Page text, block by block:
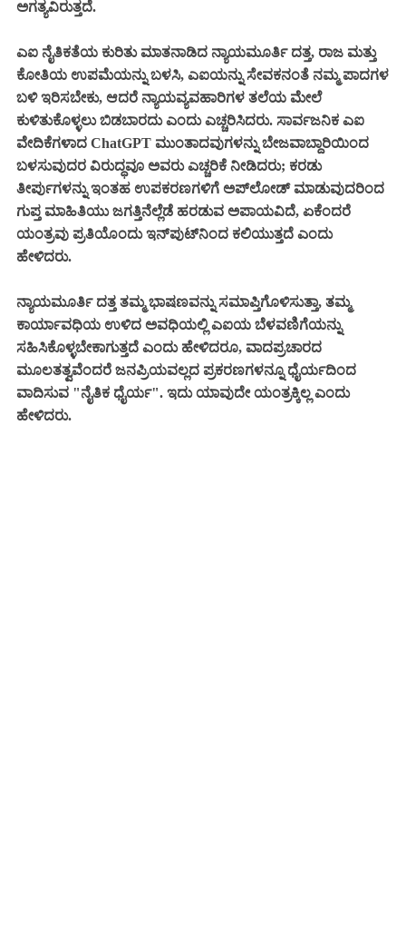
ಅಗತ್ಯವಿರುತ್ತದೆ.
ಎಐ ನೈತಿಕತೆಯ ಕುರಿತು ಮಾತನಾಡಿದ ನ್ಯಾಯಮೂರ್ತಿ ದತ್ತ, ರಾಜ ಮತ್ತು
ಕೋತಿಯ ಉಪಮೆಯನ್ನು ಬಳಸಿ, ಎಐಯನ್ನು ಸೇವಕನಂತೆ ನಮ್ಮ ಪಾದಗಳ
ಬಳಿ ಇರಿಸಬೇಕು, ಆದರೆ ನ್ಯಾಯವ್ಯವಹಾರಿಗಳ ತಲೆಯ ಮೇಲೆ
ಕುಳಿತುಕೊಳ್ಳಲು ಬಿಡಬಾರದು ಎಂದು ಎಚ್ಚರಿಸಿದರು. ಸಾರ್ವಜನಿಕ ಎಐ
ವೇದಿಕೆಗಳಾದ ChatGPT ಮುಂತಾದವುಗಳನ್ನು ಬೇಜವಾಬ್ದಾರಿಯಿಂದ
ಬಳಸುವುದರ ವಿರುದ್ಧವೂ ಅವರು ಎಚ್ಚರಿಕೆ ನೀಡಿದರು; ಕರಡು
ತೀರ್ಪುಗಳನ್ನು ಇಂತಹ ಉಪಕರಣಗಳಿಗೆ ಅಪ್‌ಲೋಡ್ ಮಾಡುವುದರಿಂದ
ಗುಪ್ತ ಮಾಹಿತಿಯು ಜಗತ್ತಿನೆಲ್ಲೆಡೆ ಹರಡುವ ಅಪಾಯವಿದೆ, ಏಕೆಂದರೆ
ಯಂತ್ರವು ಪ್ರತಿಯೊಂದು ಇನ್‌ಪುಟ್‌ನಿಂದ ಕಲಿಯುತ್ತದೆ ಎಂದು
ಹೇಳಿದರು.
ನ್ಯಾಯಮೂರ್ತಿ ದತ್ತ ತಮ್ಮ ಭಾಷಣವನ್ನು ಸಮಾಪ್ತಿಗೊಳಿಸುತ್ತಾ, ತಮ್ಮ
ಕಾರ್ಯಾವಧಿಯ ಉಳಿದ ಅವಧಿಯಲ್ಲಿ ಎಐಯ ಬೆಳವಣಿಗೆಯನ್ನು
ಸಹಿಸಿಕೊಳ್ಳಬೇಕಾಗುತ್ತದೆ ಎಂದು ಹೇಳಿದರೂ, ವಾದಪ್ರಚಾರದ
ಮೂಲತತ್ವವೆಂದರೆ ಜನಪ್ರಿಯವಲ್ಲದ ಪ್ರಕರಣಗಳನ್ನೂ ಧೈರ್ಯದಿಂದ
ವಾದಿಸುವ "ನೈತಿಕ ಧೈರ್ಯ". ಇದು ಯಾವುದೇ ಯಂತ್ರಕ್ಕಿಲ್ಲ ಎಂದು
ಹೇಳಿದರು.